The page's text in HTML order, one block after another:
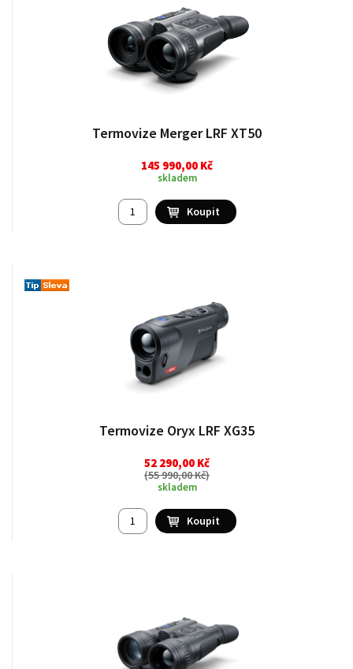
Termovize Merger LRF XT50
145 990,00 Kč
skladem
Termovize Oryx LRF XG35
52 290,00 Kč
(55 990,00 Kč)
skladem